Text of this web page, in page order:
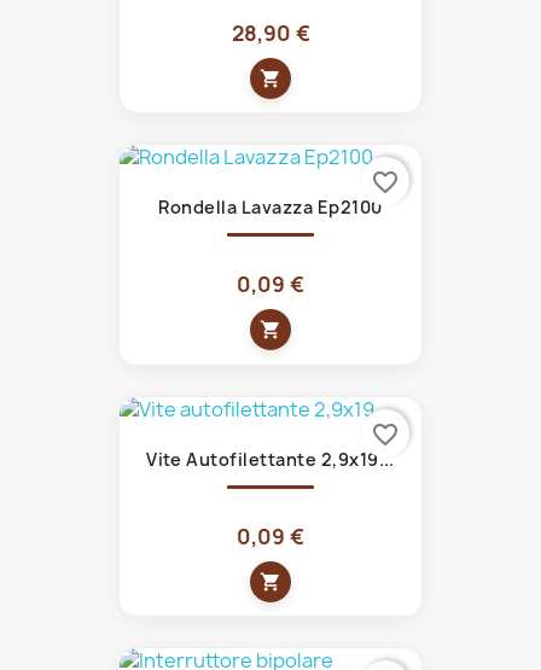
28,90 €
shopping_cart
Rondella Lavazza Ep2100
0,09 €
shopping_cart
favorite_border
Vite Autofilettante 2,9x19...
0,09 €
shopping_cart
favorite_border